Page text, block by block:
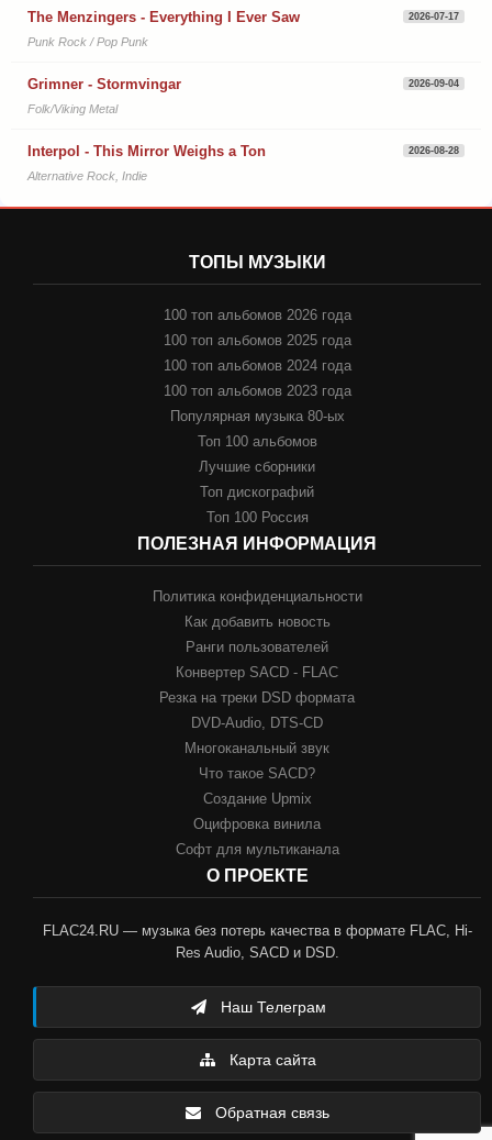
The Menzingers - Everything I Ever Saw 2026-07-17
Punk Rock / Pop Punk
Grimner - Stormvingar 2026-09-04
Folk/Viking Metal
Interpol - This Mirror Weighs a Ton 2026-08-28
Alternative Rock, Indie
ТОПЫ МУЗЫКИ
100 топ альбомов 2026 года
100 топ альбомов 2025 года
100 топ альбомов 2024 года
100 топ альбомов 2023 года
Популярная музыка 80-ых
Топ 100 альбомов
Лучшие сборники
Топ дискографий
Топ 100 Россия
ПОЛЕЗНАЯ ИНФОРМАЦИЯ
Политика конфиденциальности
Как добавить новость
Ранги пользователей
Конвертер SACD - FLAC
Резка на треки DSD формата
DVD-Audio, DTS-CD
Многоканальный звук
Что такое SACD?
Создание Upmix
Оцифровка винила
Софт для мультиканала
О ПРОЕКТЕ
FLAC24.RU — музыка без потерь качества в формате FLAC, Hi-
Res Audio, SACD и DSD.
Наш Телеграм
Карта сайта
Обратная связь